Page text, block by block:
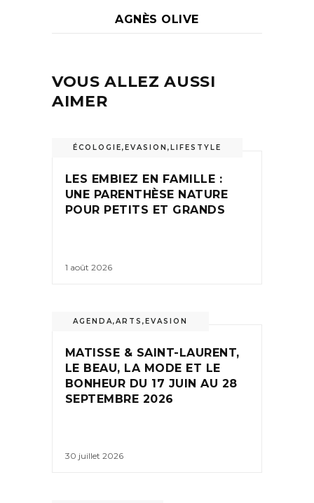
AGNÈS OLIVE
VOUS ALLEZ AUSSI
AIMER
ÉCOLOGIE, EVASION , LIFESTYLE
LES EMBIEZ EN FAMILLE :
UNE PARENTHÈSE NATURE
POUR PETITS ET GRANDS
1 août 2026
AGENDA,ARTS ,EVASION
MATISSE & SAINT-LAURENT,
LE BEAU, LA MODE ET LE
BONHEUR DU 17 JUIN AU 28
SEPTEMBRE 2026
30 juillet 2026